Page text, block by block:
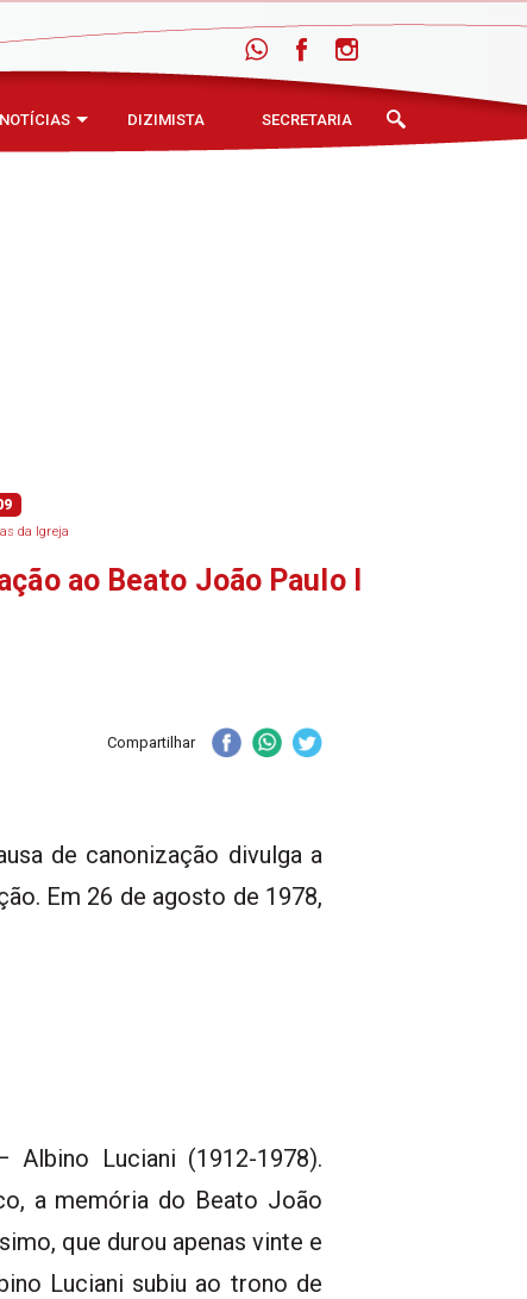
NOTÍCIAS DIZIMISTA SECRETARIA
da Igreja
ao Beato João Paulo I
Compartilhar
de canonização divulga a
Em 26 de agosto de 1978,
Luciani (1912-1978).
a memória do Beato João
que durou apenas vinte e
Luciani subiu ao trono de